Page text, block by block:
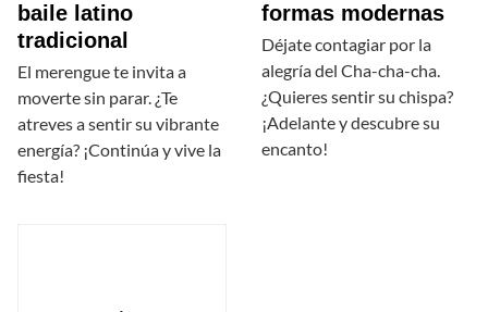
baile latino
tradicional
El merengue te invita a
moverte sin parar. ¿Te
atreves a sentir su vibrante
energía? ¡Continúa y vive la
fiesta!
formas modernas
Déjate contagiar por la
alegría del Cha-cha-cha.
¿Quieres sentir su chispa?
¡Adelante y descubre su
encanto!